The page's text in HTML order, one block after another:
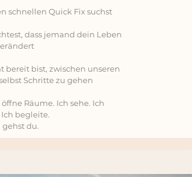
schnellen Quick Fix suchst
dass jemand dein Leben
bereit bist, zwischen unseren
Schritte zu gehen
Räume. Ich sehe. Ich
begleite.
gehst du.